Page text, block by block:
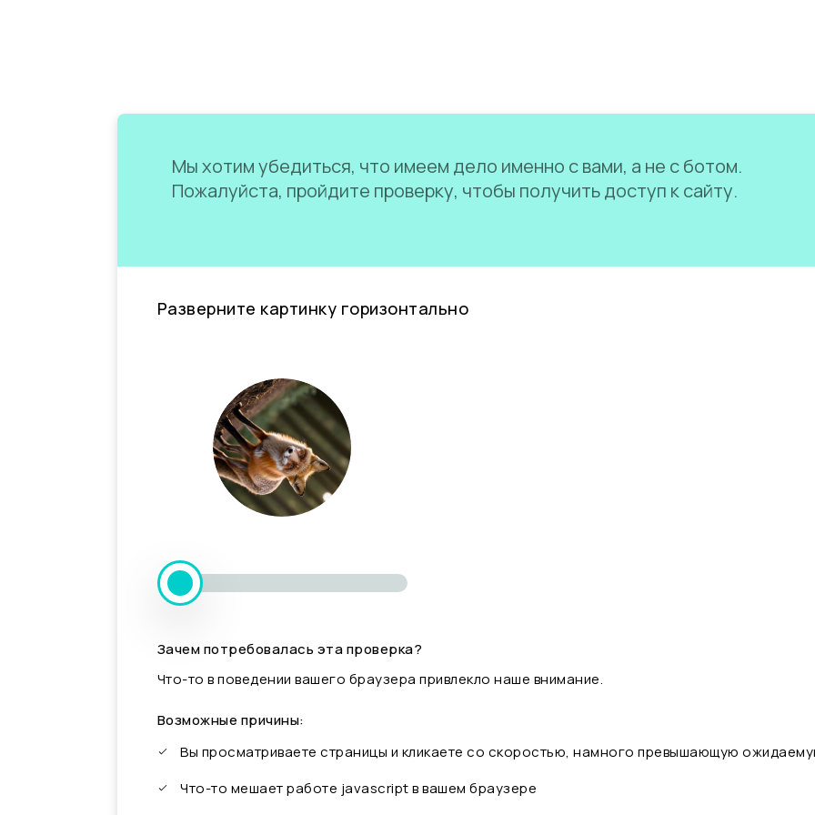
Мы хотим убедиться, что имеем дело именно с вами, а не с ботом.
Пожалуйста, пройдите проверку, чтобы получить доступ к сайту.
Разверните картинку горизонтально
Зачем потребовалась эта проверка?
Что-то в поведении вашего браузера привлекло наше внимание.
Возможные причины:
Вы просматриваете страницы и кликаете со скоростью, намного превышающую
Что-то мешает работе javascript в вашем браузере